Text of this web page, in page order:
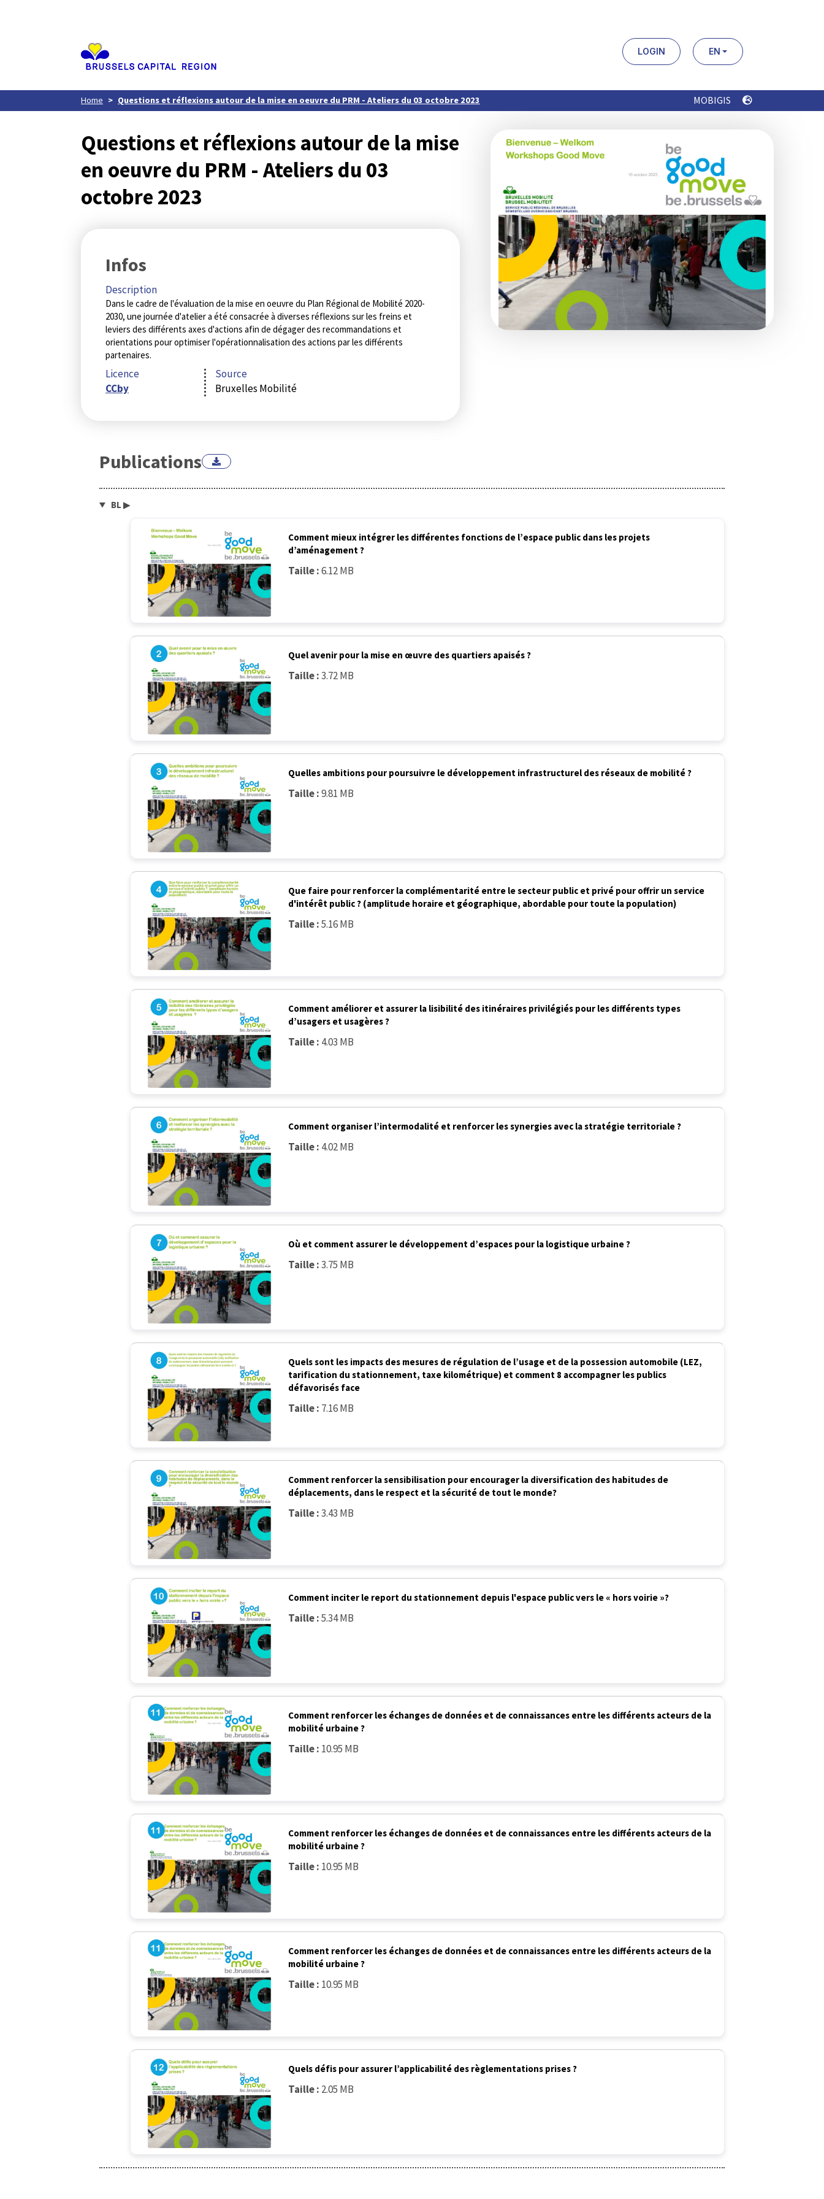
LOGIN EN
Home Questions et réflexions autour de la mise en oeuvre du PRM - Ateliers du 03 octobre 2023 MOBIGIS
Questions et réflexions autour de la mise
en oeuvre du PRM - Ateliers du 03
octobre 2023
Infos
Description
Dans le cadre de l'évaluation de la mise en oeuvre du Plan Régional de Mobilité 2020-
2030, une journée d'atelier a été consacrée à diverses réflexions sur les freins et
leviers des différents axes d'actions afin de dégager des recommandations et
orientations pour optimiser l'opérationnalisation des actions par les différents
partenaires.
Licence
CCby
Source
Bruxelles Mobilité
Publications
BL ▶
Comment mieux intégrer les différentes fonctions de l’espace public dans les projets
d’aménagement ?
Taille :6.12 MB
Quel avenir pour la mise en œuvre des quartiers apaisés ?
Taille :3.72 MB
Quelles ambitions pour poursuivre le développement infrastructurel des réseaux de mobilité ?
Taille :9.81 MB
Que faire pour renforcer la complémentarité entre le secteur public et privé pour offrir un service
d'intérêt public ? (amplitude horaire et géographique, abordable pour toute la population)
Taille :5.16 MB
Comment améliorer et assurer la lisibilité des itinéraires privilégiés pour les différents types
d’usagers et usagères ?
Taille : 4.03 MB
Comment organiser l’intermodalité et renforcer les synergies avec la stratégie territoriale ?
Taille : 4.02 MB
Où et comment assurer le développement d’espaces pour la logistique urbaine ?
Taille :3.75 MB
Quels sont les impacts des mesures de régulation de l’usage et de la possession automobile (LEZ,
tarification du stationnement, taxe kilométrique) et comment 8 accompagner les publics
défavorisés face
Taille : 7.16 MB
Comment renforcer la sensibilisation pour encourager la diversification des habitudes de
déplacements, dans le respect et la sécurité de tout le monde?
Taille :3.43 MB
Comment inciter le report du stationnement depuis l'espace public vers le « hors voirie »?
Taille :5.34 MB
Comment renforcer les échanges de données et de connaissances entre les différents acteurs de la
mobilité urbaine ?
Taille : 10.95 MB
Comment renforcer les échanges de données et de connaissances entre les différents acteurs de la
mobilité urbaine ?
Taille : 10.95 MB
Comment renforcer les échanges de données et de connaissances entre les différents acteurs de la
mobilité urbaine ?
Taille : 10.95 MB
Quels défis pour assurer l’applicabilité des règlementations prises ?
Taille : 2.05 MB